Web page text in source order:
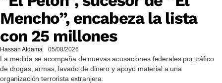
Mencho”, encabeza la lista
con 25 millones
Hassan Aldama 05/08/2026
La medida se acompaña de nuevas acusaciones federales por tráfico
de drogas, armas, lavado de dinero y apoyo material a una
organización terrorista extranjera.